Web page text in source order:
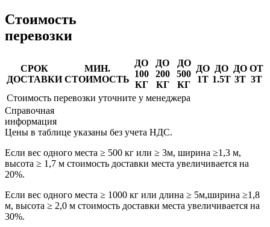
Стоимость
перевозки
СРОК
ДОСТАВКИ
МИН.
СТОИМОСТЬ
ДО
100
КГ
ДО
200
КГ
ДО
500
КГ
ДО
1Т
ДО
1.5Т
ДО
3Т
ОТ
3Т
Стоимость перевозки уточните у менеджера
Справочная
информация
Цены в таблице указаны без учета НДС.
Если вес одного места ≥ 500 кг или ≥ 3м, ширина ≥1,3 м,
высота ≥ 1,7 м стоимость доставки места увеличивается на
20%.
Если вес одного места ≥ 1000 кг или длина ≥ 5м,ширина ≥1,8
м, высота ≥ 2,0 м стоимость доставки места увеличивается на
30%.